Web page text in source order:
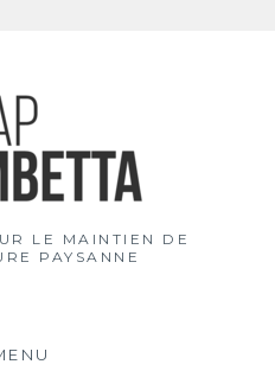
LE MAINTIEN DE
PAYSANNE